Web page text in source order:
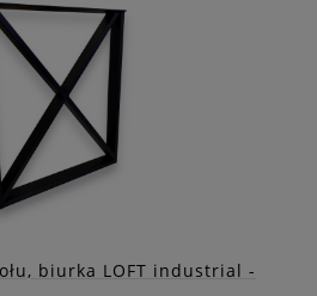
noga "KLEPSYDRA" sprawi, że Twój
DO KOSZYKA
ZOBACZ WIĘCEJ
biurka LOFT industrial -